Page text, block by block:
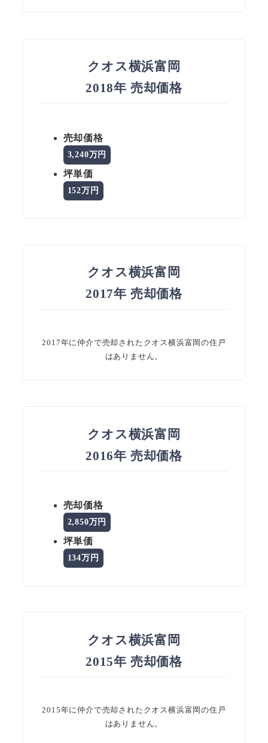
クオス横浜富岡
2018年 売却価格
売却価格
3,240万円
坪単価
152万円
クオス横浜富岡
2017年 売却価格
2017年に仲介で売却されたクオス横浜富岡の住戸
はありません。
クオス横浜富岡
2016年 売却価格
売却価格
2,850万円
坪単価
134万円
クオス横浜富岡
2015年 売却価格
2015年に仲介で売却されたクオス横浜富岡の住戸
はありません。